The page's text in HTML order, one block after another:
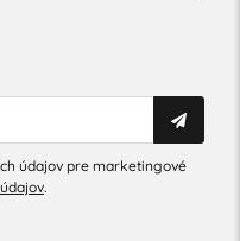
údajov pre marketingové
.